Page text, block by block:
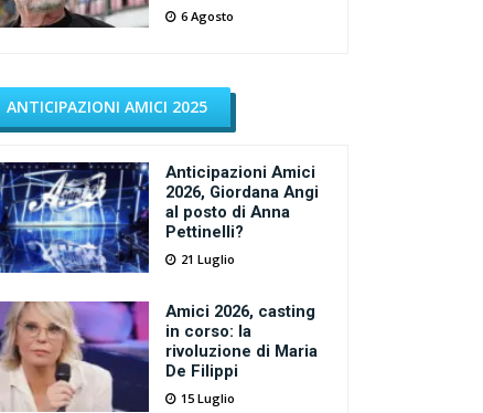
6 Agosto
ANTICIPAZIONI AMICI 2025
Anticipazioni Amici
2026, Giordana Angi
al posto di Anna
Pettinelli?
21 Luglio
Amici 2026, casting
in corso: la
rivoluzione di Maria
De Filippi
15 Luglio